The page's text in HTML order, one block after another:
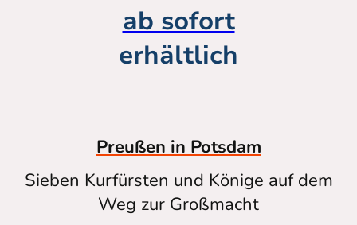
ab sofort
erhältlich
Preußen in Potsdam
Sieben Kurfürsten und Könige auf dem
Weg zur Großmacht